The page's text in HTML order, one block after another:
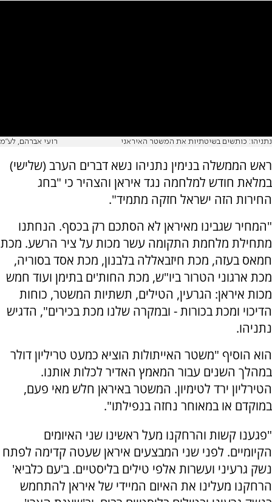
נתניהו: כותשים בשיטתיות את המשטר האיראני רועי אברהם, לע"מ
ראש הממשלה בנימין נתניהו נשא דברים הערב (שלישי)
במלאת חודש למלחמה נגד איראן והצהיר כי "בחג
החירות הזה ישראל חזקה מתמיד".
"המחיר שגבינו מאיראן לא הסתכם רק בכסף. הנחתנו
מתחילת מלחמת התקומה עשר מכות על ציר הרשע. מכת
חמאס בעזה, מכת חיזבאללה בלבנון, מכת אסד בסוריה,
מכת ארגוני הטרור ביו"ש, מכת החות'ים בתימן ועוד חמש
מכות איראן: הגרעין, הטילים, תשתיות המשטר, כוחות
הדיכוי ומכת בכורות - ובמקרה שלנו מכת בכירים", הדגיש
נתניהו.
הוא הוסיף "משטר האייתולות הוציא כמעט טריליון דולר
במהלך השנים עבור המאמץ האדיר לכלות אותנו.
הטירליון ירד לטימיון. המשטר באיראן חלש מאי פעם,
במוקדם או במאוחר נחזה בנפילתו".
"פגענו קשות והרחקנו מעל ראשינו שני האיומים
הקיומיים. לפני שני המבצעים איראן שעטה קדימה לפתח
נשק גרעיני ועשרות אלפי טילים בליסטיים. ב'עם כלביא'
הרחקנו מעלינו את האיום המיידי של איראן להתחמש